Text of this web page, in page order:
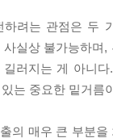
필요도 없다. 주식
다. 부모님이 주
떤 교육보다 중요
려는 관점은 두
실상 불가능하
러지는 게 아니
는 중요한 밑거름
의 매우 큰 부분